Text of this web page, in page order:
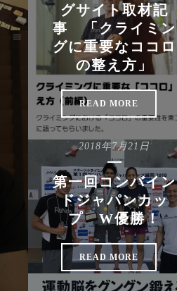
グサイト取材記
事 「クライミン
グに重要なココロ
の整え方」
READ MORE
2018年7月21日
第一回コンバイン
ドジャパンカッ
プ W優勝！
READ MORE